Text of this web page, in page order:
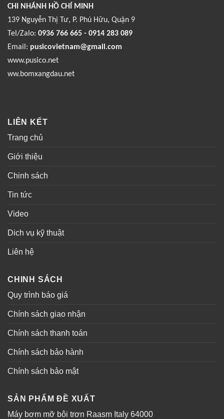
CHI NHÁNH HỒ CHÍ MINH
139 Nguyễn Thị Tư, P. Phú Hữu, Quận 9
Tel/Zalo: 0936 766 665 - 0914 283 089
Email: pusicovietnam@gmail.com
www.pusico.net
ww.bomxangdau.net
LIÊN KẾT
Trang chủ
Giới thiệu
Chinh sách
Tin tức
Video
Dich vụ kỹ thuật
Liên hệ
CHINH SÁCH
Quy trình báo giá
Chính sách giao nhận
Chính sách thanh toán
Chính sách bảo hành
Chính sách bảo mật
SẢN PHẨM ĐỀ XUẤT
Máy bơm mỡ bôi trơn Raasm Italy 64000